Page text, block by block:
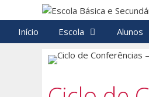
para
conteúdo
Início Escola Alunos